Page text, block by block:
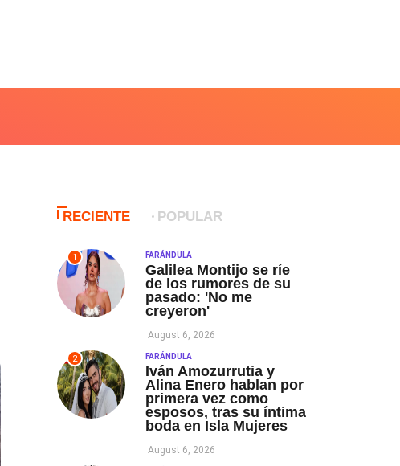
RECIENTE POPULAR
1 FARÁNDULA
Galilea Montijo se ríe
de los rumores de su
pasado: 'No me
creyeron'
August 6, 2026
2 FARÁNDULA
Iván Amozurrutia y
Alina Enero hablan por
primera vez como
esposos, tras su íntima
boda en Isla Mujeres
August 6, 2026